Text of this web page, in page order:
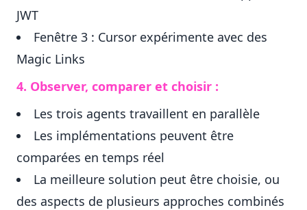
JWT
Fenêtre 3 : Cursor expérimente avec des
Magic Links
4. Observer, comparer et choisir :
Les trois agents travaillent en parallèle
Les implémentations peuvent être
comparées en temps réel
La meilleure solution peut être choisie, ou
des aspects de plusieurs approches combinés